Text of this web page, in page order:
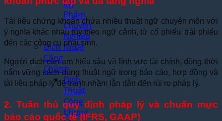
Mỹ
Phẩm
Chuyên
Nghiệp
Dịch Thuật
Công
Chứng
Dịch
Thuật
Công
Chứng
Tài liệu chứng khoán chứa nhiều thuật ngữ chuyên môn với
ý nghĩa khác nhau tùy theo ngữ cảnh, từ cổ phiếu, trái phiếu
đến các công cụ phái sinh.
Người dịch cần am hiểu sâu về lĩnh vực tài chính, đồng thời
nắm vững cách dùng thuật ngữ trong báo cáo, hợp đồng và
tài liệu pháp lý để tránh nhầm lẫn dẫn đến rủi ro pháp lý.
2. Tuân thủ quy định pháp lý và chuẩn mực
báo cáo quốc tế (IFRS, GAAP)